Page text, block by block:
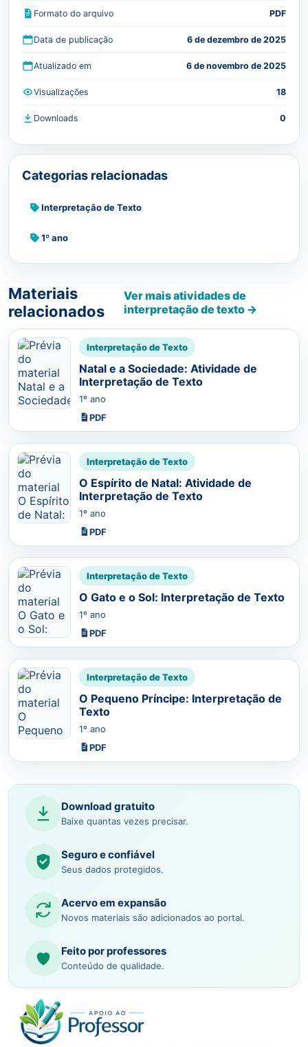
Formato do arquivo PDF
Data de publicação 6 de dezembro de 2025
Atualizado em 6 de novembro de 2025
Visualizações 18
Downloads 0
Categorias relacionadas
Interpretação de Texto
1º ano
Materiais
relacionados
Ver mais atividades de
interpretação de texto →
Interpretação de Texto
Natal e a Sociedade: Atividade de
Interpretação de Texto
1º ano
PDF
Interpretação de Texto
O Espírito de Natal: Atividade de
Interpretação de Texto
1º ano
PDF
Interpretação de Texto
O Gato e o Sol: Interpretação de Texto
1º ano
PDF
Interpretação de Texto
O Pequeno Príncipe: Interpretação de
Texto
1º ano
PDF
Download gratuito
Baixe quantas vezes precisar.
Seguro e confiável
Seus dados protegidos.
Acervo em expansão
Novos materiais são adicionados ao portal.
Feito por professores
Conteúdo de qualidade.